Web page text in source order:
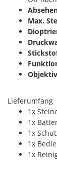
Max.
Lieferumfang
1x
1x
1x
1x
1x